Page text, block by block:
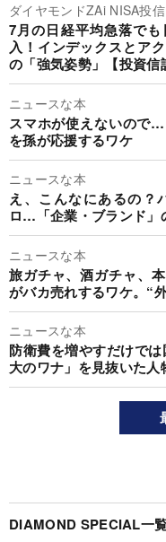
ダイヤモンドZAi NISA投
7月の日経平均急落で
入！インデックスとア
の「強気姿勢」【投資信
ニュースな本
スマホが使えないので
を孫が応援するワケ
ニュースな本
え、こんなにあるの？
ロ…「企業・ブランド」
ニュースな本
旅ガチャ、酒ガチャ、
がバカ売れするワケ。“
ニュースな本
防衛費を増やすだけで
大のワナ」を見抜いた人
DIAMOND SPECIAL一